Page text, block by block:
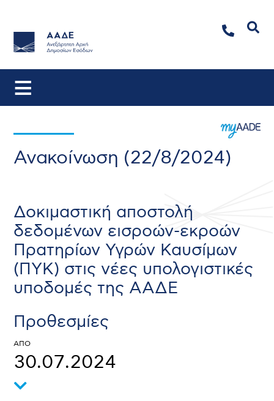
Ανακοίνωση (22/8/2024)
Δοκιμαστική αποστολή
δεδομένων εισροών-εκροών
Πρατηρίων Υγρών Καυσίμων
(ΠΥΚ) στις νέες υπολογιστικές
υποδομές της ΑΑΔΕ
Προθεσμίες
30.07.2024